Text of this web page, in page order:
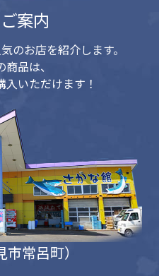
案内
のお店を紹介します。
品は、
いただけます！
常呂町）